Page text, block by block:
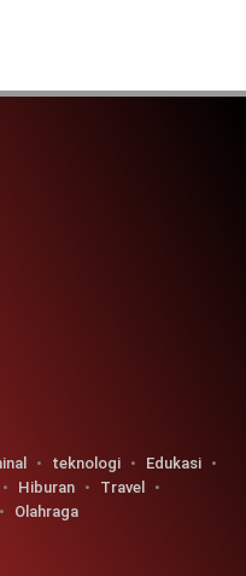
teknologi
Edukasi
Hiburan
Travel
Olahraga